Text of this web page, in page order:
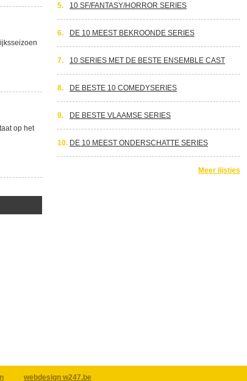
op het
5. 10 SF/FANTASY/HORROR SERIES
6. DE 10 MEEST BEKROONDE SERIES
7. 10 SERIES MET DE BESTE ENSEMBLE CAST
8. DE BESTE 10 COMEDYSERIES
9. DE BESTE VLAAMSE SERIES
10. DE 10 MEEST ONDERSCHATTE SERIES
Meer lijstjes
webdesign w247.be